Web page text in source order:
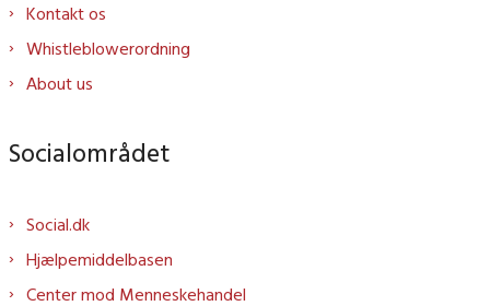
Kontakt os
Whistleblowerordning
About us
Socialområdet
Social.dk
Hjælpemiddelbasen
Center mod Menneskehandel